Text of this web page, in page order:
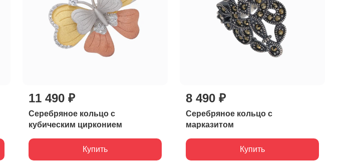
11 490 ₽
Серебряное кольцо с
кубическим цирконием
Купить
8 490 ₽
Серебряное кольцо с
марказитом
Купить